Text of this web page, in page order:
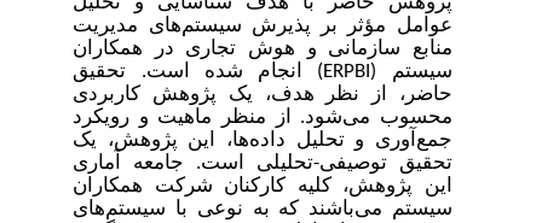
عوامل مؤثر بر پذیرش سیستم‌های مدیریت
منابع سازمانی و هوش تجاری در همکاران
سیستم (
ERPBI) انجام شده است. تحقیق
حاضر، از نظر هدف، یک پژوهش کاربردی
محسوب می‌شود. از منظر ماهیت و رویکرد
جمع‌آوری و تحلیل داده‌ها، این پژوهش، یک
تحقیق توصیفی-تحلیلی است. جامعه آماری
این پژوهش، کلیه کارکنان شرکت همکاران
سیستم می‌باشند که به نوعی با سیستم‌های